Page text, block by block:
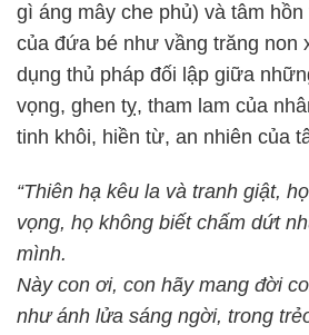
gì áng mây che phủ) và tâm
của đứa bé như vầng trăng non
dụng thủ pháp đối lập giữa
vọng, ghen tỵ, tham lam của
tinh khôi, hiền từ, an nhiên của
“Thiên hạ kêu la và tranh giật,
vọng, họ không biết chấm dứt
mình.
Này con ơi, con hãy mang đời
như ánh lửa sáng ngời, trong